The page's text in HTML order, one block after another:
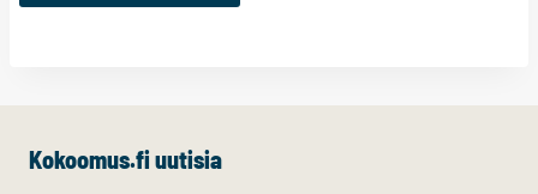
Kokoomus.fi uutisia